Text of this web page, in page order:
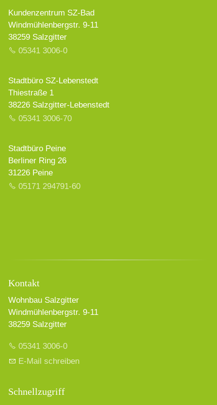
Kundenzentrum SZ-Bad
Windmühlenbergstr. 9-11
38259 Salzgitter
05341 3006-0
Stadtbüro SZ-Lebenstedt
Thiestraße 1
38226 Salzgitter-Lebenstedt
05341 3006-70
Stadtbüro Peine
Berliner Ring 26
31226 Peine
05171 294791-60
Kontakt
Wohnbau Salzgitter
Windmühlenbergstr. 9-11
38259 Salzgitter
05341 3006-0
E-Mail schreiben
Schnellzugriff